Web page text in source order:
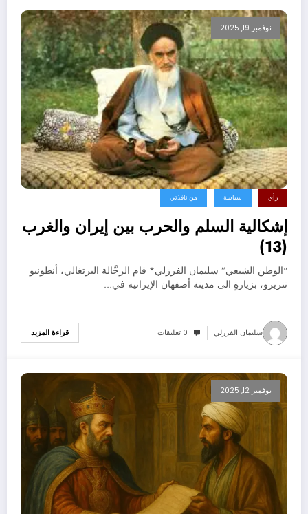
نوفمبر 19, 2025
رأي سياسة من نافذتي
إشكالية السلم والحرب بين إيران والغرب
(13)
“الوطن الشيعي” سليمان الفرزلي* قام الرحَّالة البرتغالي، أنطونيو
تنريرو، بزيارةٍ الى مدينة أصفهان الإيرانية في…
سليمان الفرزلي 0 تعليقات قراءة المزيد
نوفمبر 12, 2025